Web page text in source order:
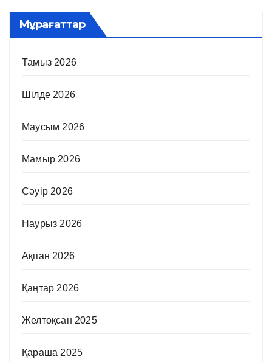
Мұрағаттар
Тамыз 2026
Шілде 2026
Маусым 2026
Мамыр 2026
Сәуір 2026
Наурыз 2026
Ақпан 2026
Қаңтар 2026
Желтоқсан 2025
Қараша 2025